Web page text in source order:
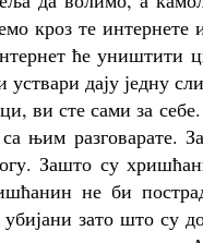
кроз те
ће
дају једну
ви сте сами за
њим разговарате.
Зашто су
не би
зато што су